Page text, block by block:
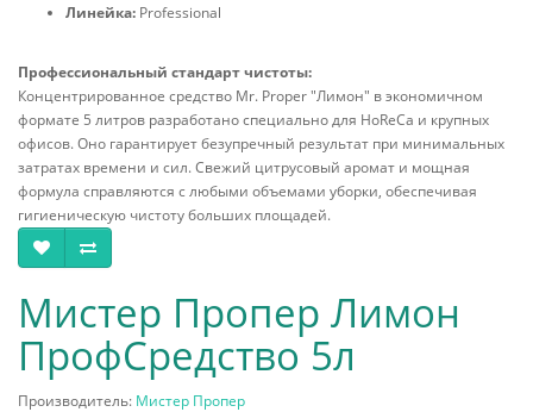
Линейка: Professional
Профессиональный стандарт чистоты:
Концентрированное средство Mr. Proper "Лимон" в экономичном
формате 5 литров разработано специально для HoReCa и крупных
офисов. Оно гарантирует безупречный результат при минимальных
затратах времени и сил. Свежий цитрусовый аромат и мощная
формула справляются с любыми объемами уборки, обеспечивая
гигиеническую чистоту больших площадей.
Мистер Пропер Лимон
ПрофСредство 5л
Производитель: Мистер Пропер